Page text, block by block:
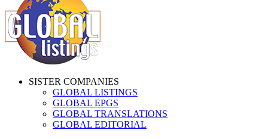
SISTER COMPANIES
GLOBAL LISTINGS
GLOBAL EPGS
GLOBAL TRANSLATIONS
GLOBAL EDITORIAL